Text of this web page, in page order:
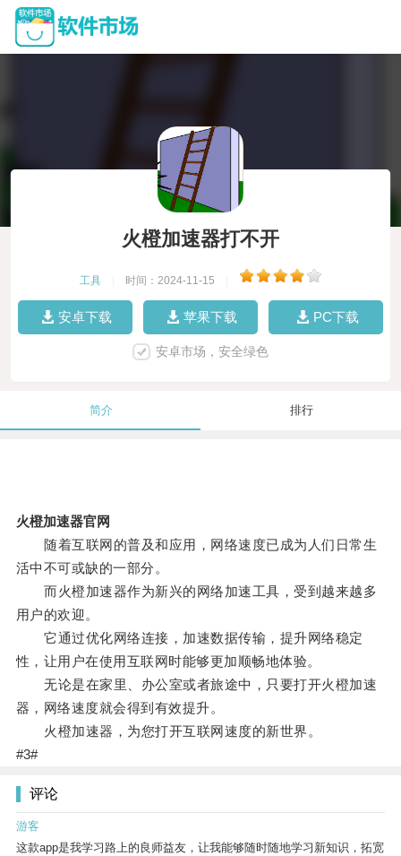
火橙加速器打不开
工具 时间：2024-11-15
安卓下载 苹果下载 PC下载
安卓市场，安全绿色
简介 排行
火橙加速器官网
随着互联网的普及和应用，网络速度已成为人们日常生
活中不可或缺的一部分。
而火橙加速器作为新兴的网络加速工具，受到越来越多
用户的欢迎。
它通过优化网络连接，加速数据传输，提升网络稳定
性，让用户在使用互联网时能够更加顺畅地体验。
无论是在家里、办公室或者旅途中，只要打开火橙加速
器，网络速度就会得到有效提升。
火橙加速器，为您打开互联网速度的新世界。
#3#
评论
游客
这款app是我学习路上的良师益友，让我能够随时随地学习新知识，拓宽